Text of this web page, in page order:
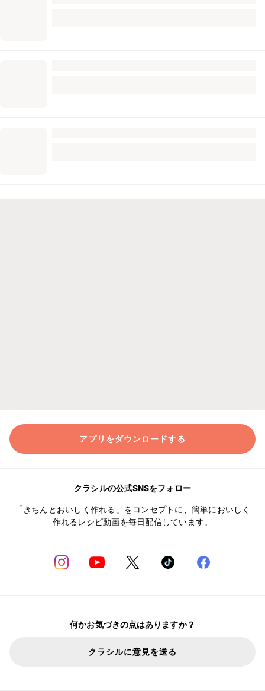
アプリをダウンロードする
クラシルの公式SNSをフォロー
「きちんとおいしく作れる」をコンセプトに、簡単においしく
作れるレシピ動画を毎日配信しています。
何かお気づきの点はありますか？
クラシルに意見を送る